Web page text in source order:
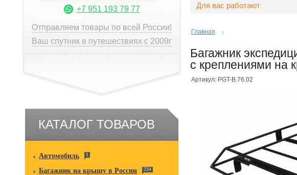
+7 951 193 79 77
Отправляем товары по всей России!
Ваш спутник в путешествиях с 2009г
КАТАЛОГ ТОВАРОВ
Автомобиль 1
Багажник на крышу в России 234
Для вас работают
Главная
Багажник
с креплениями на
Артикул: PGT-B.76.02